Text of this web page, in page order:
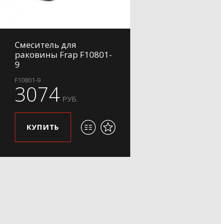
Смеситель для
раковины Frap F10801-
9
F10801-9
3074 РУБ.
КУПИТЬ